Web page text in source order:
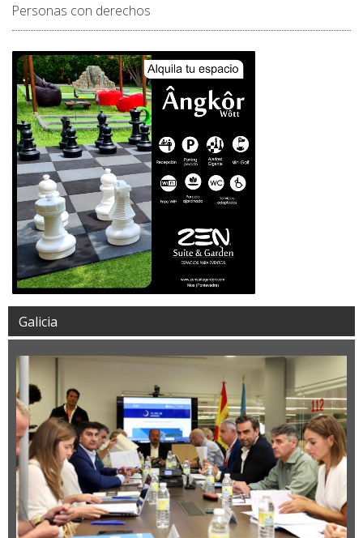
Personas con derechos
Galicia